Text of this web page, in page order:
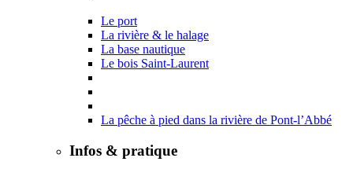
Le port
La rivière & le halage
La base nautique
Le bois Saint-Laurent
La pêche à pied dans la rivière de Pont-l’Abbé
Infos & pratique